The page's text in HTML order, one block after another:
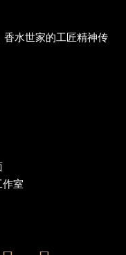
香水世家的工匠精神传
作室